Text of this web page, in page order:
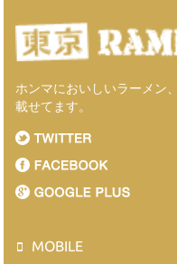
ホンマにおいしいラーメン、
載せてます。
MOBILE